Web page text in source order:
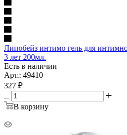
Липобейз интимо гель для
3 лет 200мл.
Есть в наличии
Арт.: 49410
327 ₽
В корзину